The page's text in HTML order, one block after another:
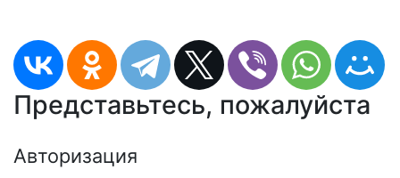
Представьтесь, пожалуйста
Авторизация